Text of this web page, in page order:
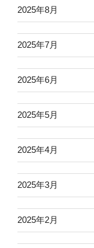
2025年8月
2025年7月
2025年6月
2025年5月
2025年4月
2025年3月
2025年2月